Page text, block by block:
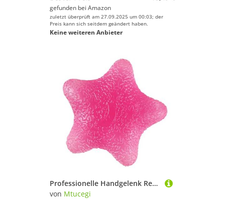
gefunden bei Amazon
zuletzt überprüft am 27.09.2025 um 00:03; der
Preis kann sich seitdem geändert haben.
Keine weiteren Anbieter
Professionelle Handgelenk Rehabilitationsausrüstung SEBS Textur Sternform Fitness Grippers Geeignet Für Armmuskelentwicklung Handgreifer Trainer
von Mtucegi